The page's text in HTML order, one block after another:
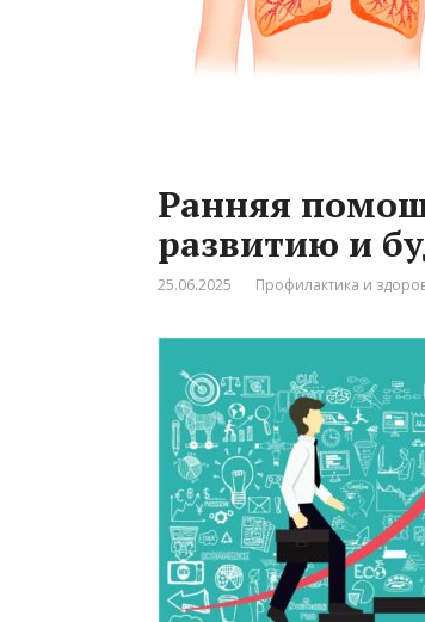
Ранняя
развитию и
25.06.2025 Профилактика и